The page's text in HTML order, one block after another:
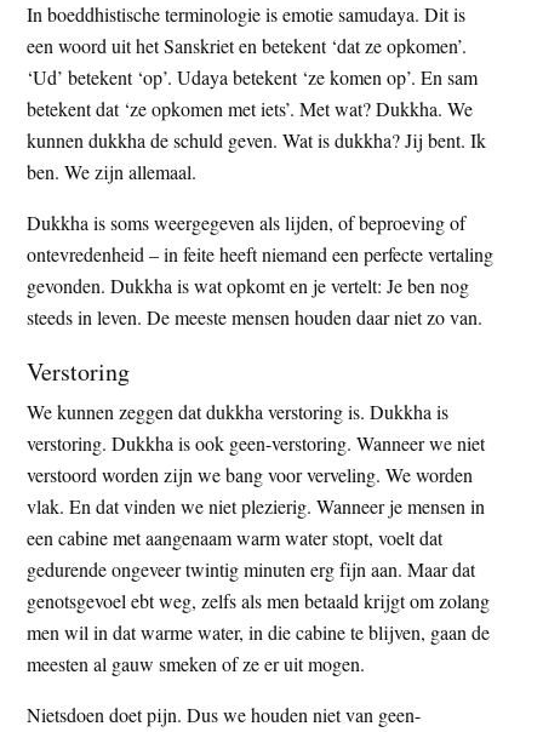
In boeddhistische terminologie is emotie samudaya. Dit is
een woord uit het Sanskriet en betekent ‘dat ze opkomen’.
‘Ud’ betekent ‘op’. Udaya betekent ‘ze komen op’. En sam
betekent dat ‘ze opkomen met iets’. Met wat? Dukkha. We
kunnen dukkha de schuld geven. Wat is dukkha? Jij bent. Ik
ben. We zijn allemaal.
Dukkha is soms weergegeven als lijden, of beproeving of
ontevredenheid – in feite heeft niemand een perfecte vertaling
gevonden. Dukkha is wat opkomt en je vertelt: Je ben nog
steeds in leven. De meeste mensen houden daar niet zo van.
Verstoring
We kunnen zeggen dat dukkha verstoring is. Dukkha is
verstoring. Dukkha is ook geen-verstoring. Wanneer we niet
verstoord worden zijn we bang voor verveling. We worden
vlak. En dat vinden we niet plezierig. Wanneer je mensen in
een cabine met aangenaam warm water stopt, voelt dat
gedurende ongeveer twintig minuten erg fijn aan. Maar dat
genotsgevoel ebt weg, zelfs als men betaald krijgt om zolang
men wil in dat warme water, in die cabine te blijven, gaan de
meesten al gauw smeken of ze er uit mogen.
Nietsdoen doet pijn. Dus we houden niet van geen-